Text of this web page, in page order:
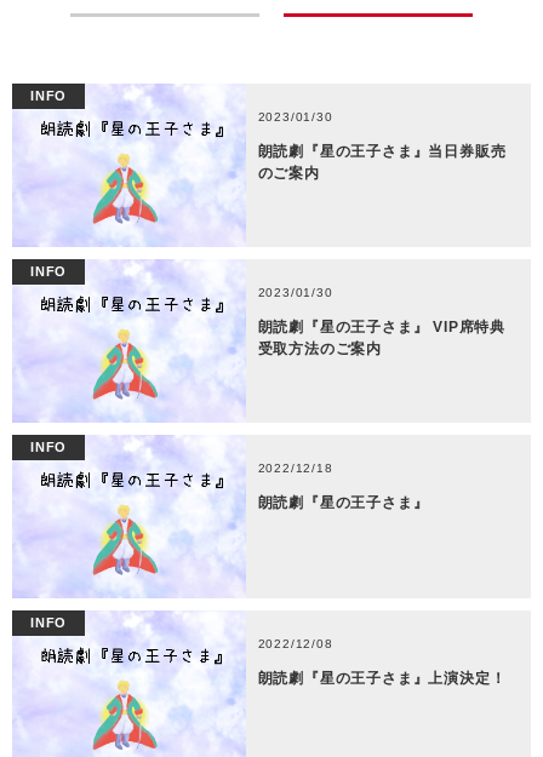
INFO
2023/01/30
朗読劇『星の王子さま』当日券販売
のご案内
INFO
2023/01/30
朗読劇『星の王子さま』 VIP席特典
受取方法のご案内
INFO
2022/12/18
朗読劇『星の王子さま』
INFO
2022/12/08
朗読劇『星の王子さま』上演決定！